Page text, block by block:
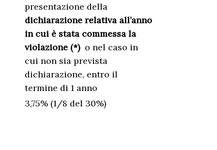
presentazione della
dichiarazione relativa all’anno
in cui è stata commessa la
violazione (*) o nel caso in
cui non sia prevista
dichiarazione, entro il
termine di 1 anno
3,75% (1/8 del 30%)